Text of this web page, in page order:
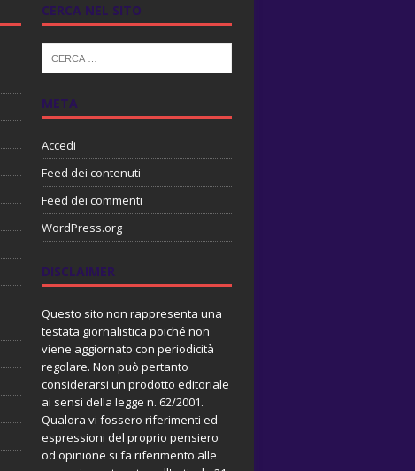
CERCA NEL SITO
META
Accedi
Feed dei contenuti
Feed dei commenti
WordPress.org
DISCLAIMER
Questo sito non rappresenta una
testata giornalistica poiché non
viene aggiornato con periodicità
regolare. Non può pertanto
considerarsi un prodotto editoriale
ai sensi della legge n. 62/2001.
Qualora vi fossero riferimenti ed
espressioni del proprio pensiero
od opinione si fa riferimento alle